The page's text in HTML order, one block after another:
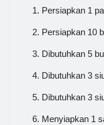
Persiapkan 1
Persiapkan 10
Dibutuhkan 5
Dibutuhkan 3
Dibutuhkan 3
Menyiapkan 1